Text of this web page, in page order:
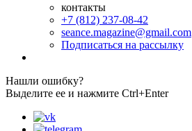
контакты
+7 (812) 237-08-42
seance.magazine@gmail.com
Подписаться на рассылку
Нашли ошибку?
Выделите ее и нажмите Ctrl+Enter